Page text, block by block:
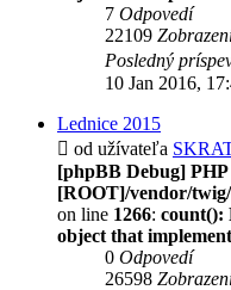
7 Odpovedí
22109
Posledný
10 Jan 2016,
Lednice 2015
od užívateľa
[phpBB Debug]
[ROOT]/vendor/
on line 1266: count():
object that
0 Odpovedí
26598